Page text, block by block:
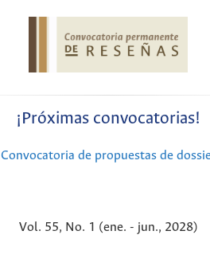
¡Próximas convocatorias!
Convocatoria de propuestas de
Vol. 55, No. 1 (ene. - jun., 2028)